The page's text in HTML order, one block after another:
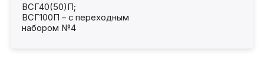
ВСГ40(50)П;
ВСГ100П – с переходным
набором №4